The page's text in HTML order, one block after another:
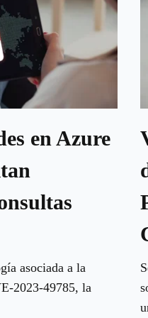
en Azure
asociada a la
2023-49785, la